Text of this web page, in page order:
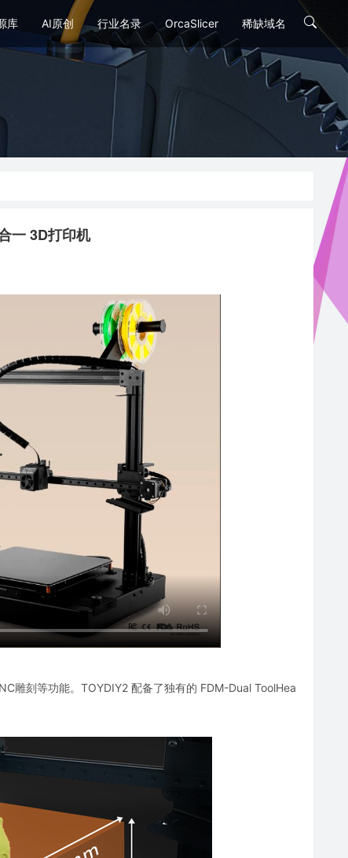
库 AI原创 行业名录 OrcaSlicer 稀缺域名
一 3D打印机
雕刻等功能。TOYDIY2 配备了独有的 FDM-Dual ToolHea